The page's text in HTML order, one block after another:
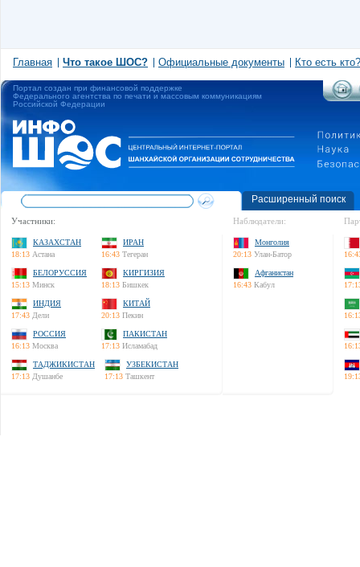
Главная Что такое ШОС? Официальные документы Кто есть кто?
Портал создан при финансовой поддержке
Федерального агентства по печати и массовым коммуникациям
Российской Федерации
Расширенный поиск
Участники:
КАЗАХСТАН
18:13 Астана
ИРАН
16:43 Тегеран
БЕЛОРУССИЯ
15:13 Минск
КИРГИЗИЯ
18:13 Бишкек
ИНДИЯ
17:43 Дели
КИТАЙ
20:13 Пекин
РОССИЯ
16:13 Москва
ПАКИСТАН
17:13 Исламабад
ТАДЖИКИСТАН
17:13 Душанбе
УЗБЕКИСТАН
17:13 Ташкент
Наблюдатели:
Монголия
20:13 Улан-Батор
Афганистан
16:43 Кабул